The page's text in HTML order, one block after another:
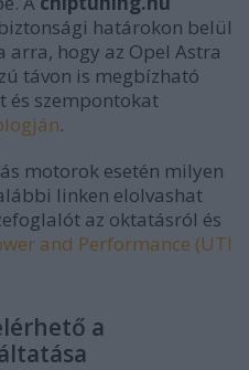
határokon belül
hogy az Opel Astra
távon is megbízható
és szempontokat
.
motorok esetén milyen
linken elolvashat
az oktatásról és
and Performance (UTI
a